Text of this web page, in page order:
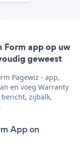
Form app op uw
geweest
Pagewiz - app,
en voeg Warranty
bericht, zijbalk,
App on